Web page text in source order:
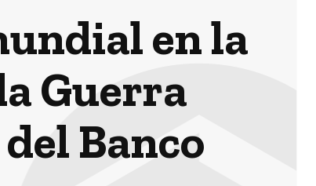
en la
Guerra
Banco